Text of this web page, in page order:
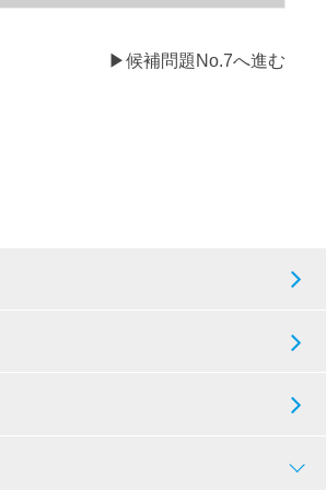
▶候補問題No.7へ進む